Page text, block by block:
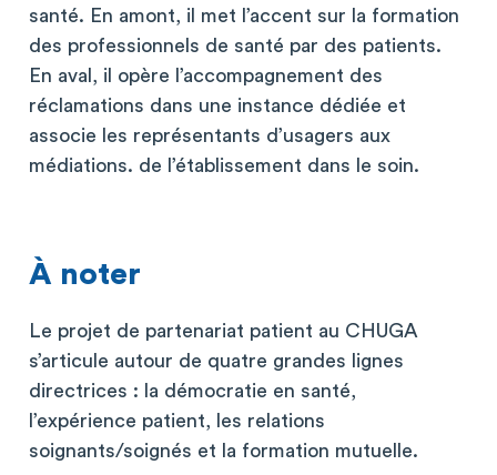
santé. En amont, il met l’accent sur la formation
des professionnels de santé par des patients.
En aval, il opère l’accompagnement des
réclamations dans une instance dédiée et
associe les représentants d’usagers aux
médiations. de l’établissement dans le soin.
À noter
Le projet de partenariat patient au CHUGA
s’articule autour de quatre grandes lignes
directrices : la démocratie en santé,
l’expérience patient, les relations
soignants/soignés et la formation mutuelle.